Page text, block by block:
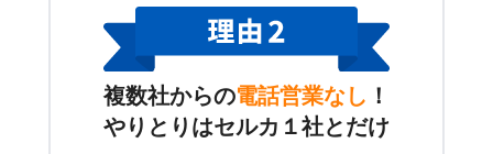
複数社からの電話営業なし ！
やりとりはセルカ１社とだけ